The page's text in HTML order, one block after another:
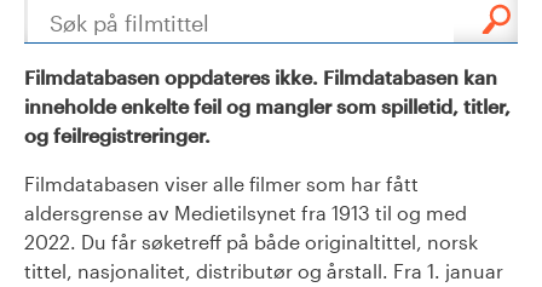
Søk
Filmdatabasen oppdateres ikke. Filmdatabasen kan
inneholde enkelte feil og mangler som spilletid, titler,
og feilregistreringer.
Filmdatabasen viser alle filmer som har fått
aldersgrense av Medietilsynet fra 1913 til og med
2022. Du får søketreff på både originaltittel, norsk
tittel, nasjonalitet, distributør og årstall. Fra 1. januar